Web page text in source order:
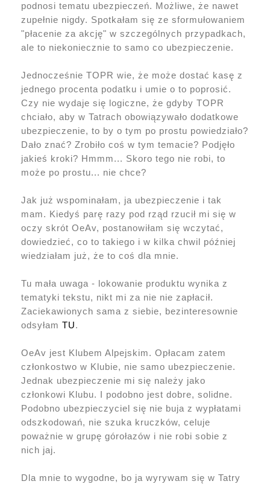
podnosi tematu ubezpieczeń. Możliwe, że nawet
zupełnie nigdy. Spotkałam się ze sformułowaniem
"płacenie za akcję" w szczególnych przypadkach,
ale to niekoniecznie to samo co ubezpieczenie.
Jednocześnie TOPR wie, że może dostać kasę z
jednego procenta podatku i umie o to poprosić.
Czy nie wydaje się logiczne, że gdyby TOPR
chciało, aby w Tatrach obowiązywało dodatkowe
ubezpieczenie, to by o tym po prostu powiedziało?
Dało znać? Zrobiło coś w tym temacie? Podjęło
jakieś kroki? Hmmm... Skoro tego nie robi, to
może po prostu... nie chce?
Jak już wspominałam, ja ubezpieczenie i tak
mam. Kiedyś parę razy pod rząd rzucił mi się w
oczy skrót OeAv, postanowiłam się wczytać,
dowiedzieć, co to takiego i w kilka chwil później
wiedziałam już, że to coś dla mnie.
Tu mała uwaga - lokowanie produktu wynika z
tematyki tekstu, nikt mi za nie nie zapłacił.
Zaciekawionych sama z siebie, bezinteresownie
odsyłam TU.
OeAv jest Klubem Alpejskim. Opłacam zatem
członkostwo w Klubie, nie samo ubezpieczenie.
Jednak ubezpieczenie mi się należy jako
członkowi Klubu. I podobno jest dobre, solidne.
Podobno ubezpieczyciel się nie buja z wypłatami
odszkodowań, nie szuka kruczków, celuje
poważnie w grupę górołazów i nie robi sobie z
nich jaj.
Dla mnie to wygodne, bo ja wyrywam się w Tatry